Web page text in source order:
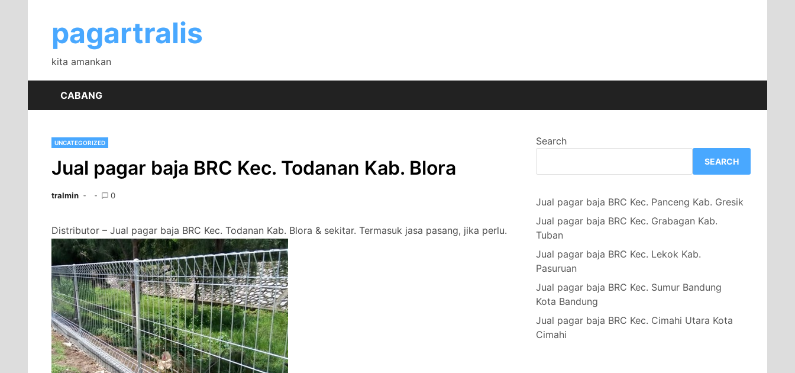
contentpagartralis
kita amankan
CABANG
UNCATEGORIZED
Jual pagar baja BRC Kec. Todanan Kab. Blora
tralmin 0
Distributor – Jual pagar baja BRC Kec. Todanan Kab. Blora & sekitar. Termasuk jasa pasang, jika perlu.
Search
SEARCH
Jual pagar baja BRC Kec. Panceng Kab. Gresik
Jual pagar baja BRC Kec. Grabagan Kab.
Tuban
Jual pagar baja BRC Kec. Lekok Kab.
Pasuruan
Jual pagar baja BRC Kec. Sumur Bandung
Kota Bandung
Jual pagar baja BRC Kec. Cimahi Utara Kota
Cimahi